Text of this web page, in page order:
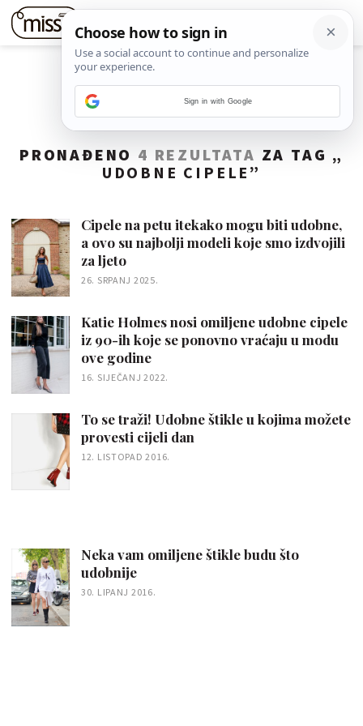
PRONAĐENO 4 REZULTATA ZA TAG „
UDOBNE CIPELE ”
Cipele na petu itekako mogu biti udobne,
a ovo su najbolji modeli koje smo izdvojili
za ljeto
26. SRPANJ 2025.
Katie Holmes nosi omiljene udobne cipele
iz 90-ih koje se ponovno vraćaju u modu
ove godine
16. SIJEČANJ 2022.
To se traži! Udobne štikle u kojima možete
provesti cijeli dan
12. LISTOPAD 2016.
Neka vam omiljene štikle budu što
udobnije
30. LIPANJ 2016.
Sign in with Google